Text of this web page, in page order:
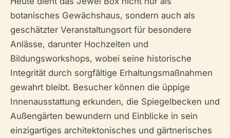
botanisches Gewächshaus, sondern auch als
geschätzter Veranstaltungsort für besondere
Anlässe, darunter Hochzeiten und
Bildungsworkshops, wobei seine historische
Integrität durch sorgfältige Erhaltungsmaßnahmen
gewahrt bleibt. Besucher können die üppige
Innenausstattung erkunden, die Spiegelbecken und
Außengärten bewundern und Einblicke in sein
einzigartiges architektonisches und gärtnerisches